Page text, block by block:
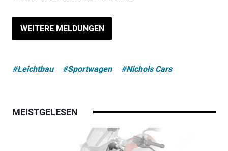
WEITERE MELDUNGEN
#Leichtbau #Sportwagen #Nichols Cars
MEISTGELESEN